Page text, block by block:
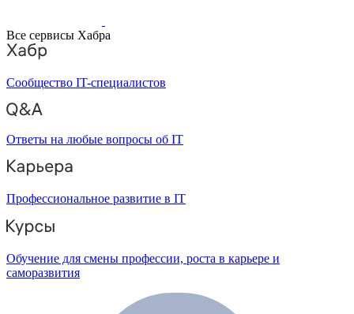
Все сервисы Хабра
Сообщество IT-специалистов
Ответы на любые вопросы об IT
Профессиональное развитие в IT
Обучение для смены профессии, роста в карьере и
саморазвития